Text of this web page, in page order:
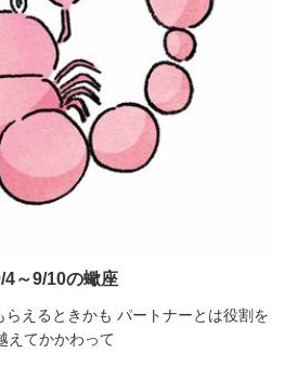
4～9/10の蠍座
らえるときかも パートナーとは役割を
えてかかわって